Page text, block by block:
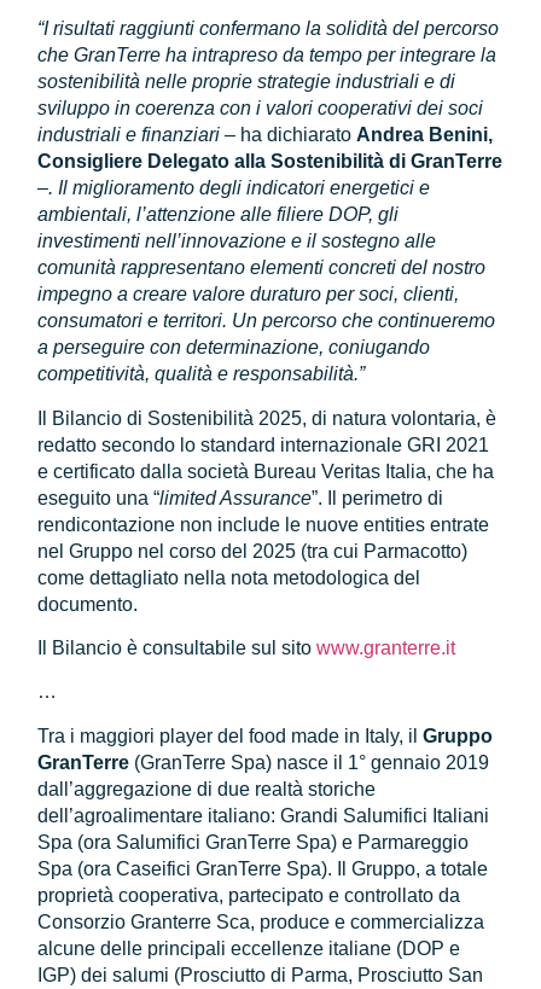
“I risultati raggiunti confermano la solidità del percorso
che GranTerre ha intrapreso da tempo per integrare la
sostenibilità nelle proprie strategie industriali e di
sviluppo in coerenza con i valori cooperativi dei soci
industriali e finanziari– ha dichiaratoAndrea Benini,
Consigliere Delegato alla Sostenibilità di GranTerre
–. Il miglioramento degli indicatori energetici e
ambientali, l’attenzione alle filiere DOP, gli
investimenti nell’innovazione e il sostegno alle
comunità rappresentano elementi concreti del nostro
impegno a creare valore duraturo per soci, clienti,
consumatori e territori. Un percorso che continueremo
a perseguire con determinazione, coniugando
competitività, qualità e responsabilità.”
Il Bilancio di Sostenibilità 2025, di natura volontaria, è
redatto secondo lo standard internazionale GRI 2021
e certificato dalla società Bureau Veritas Italia, che ha
eseguito una “limited Assurance”. Il perimetro di
rendicontazione non include le nuove entities entrate
nel Gruppo nel corso del 2025 (tra cui Parmacotto)
come dettagliato nella nota metodologica del
documento.
Il Bilancio è consultabile sul sitowww.granterre.it
…
Tra i maggiori player del food made in Italy, ilGruppo
GranTerre (GranTerre Spa) nasce il 1° gennaio 2019
dall’aggregazione di due realtà storiche
dell’agroalimentare italiano: Grandi Salumifici Italiani
Spa (ora Salumifici GranTerre Spa) e Parmareggio
Spa (ora Caseifici GranTerre Spa). Il Gruppo, a totale
proprietà cooperativa, partecipato e controllato da
Consorzio Granterre Sca, produce e commercializza
alcune delle principali eccellenze italiane (DOP e
IGP) dei salumi (Prosciutto di Parma, Prosciutto San